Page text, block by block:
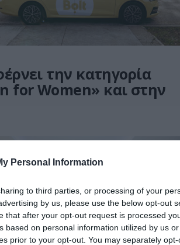
Personal Information
to third parties, or processing of your
by us, please use the below opt-out
that after your opt-out request is processed
based on personal information utilized by us
prior to your opt-out. You may separately
την κατηγορία
for Women» και στην